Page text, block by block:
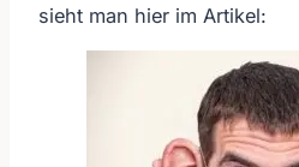
sieht man hier im Artikel: